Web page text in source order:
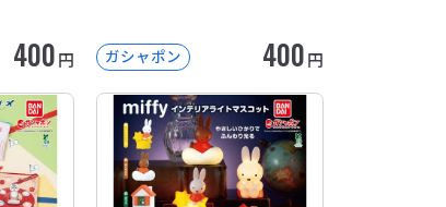
400円 ガシャポン 400円